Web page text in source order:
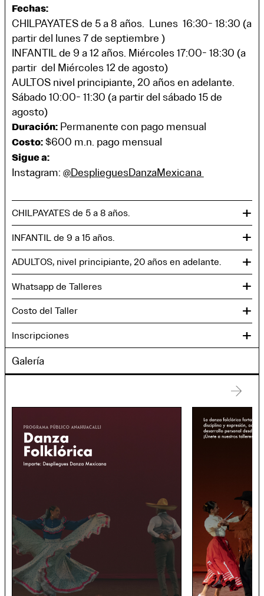
Fechas:
CHILPAYATES de 5 a 8 años. Lunes 16:30- 18:30 (a
partir del lunes 7 de septiembre )
INFANTIL de 9 a 12 años. Miércoles 17:00- 18:30 (a
partir del Miércoles 12 de agosto)
AULTOS nivel principiante, 20 años en adelante.
Sábado 10:00- 11:30 (a partir del sábado 15 de
agosto)
Duración:Permanente con pago mensual
Costo:$600 m.n. pago mensual
Sigue a:
Instagram: @DesplieguesDanzaMexicana
CHILPAYATES de 5 a 8 años. +
INFANTIL de 9 a 15 años. +
ADULTOS, nivel principiante, 20 años en adelante. +
Whatsapp de Talleres +
Costo del Taller +
Inscripciones +
Galería